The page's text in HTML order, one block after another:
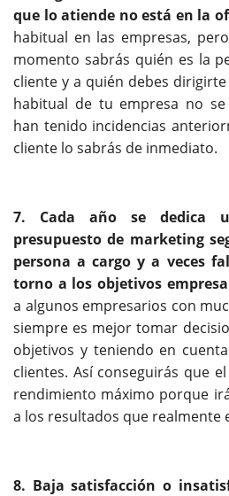
que lo atiende no está en la
habitual en las empresas,
momento sabrás quién es la
cliente y a quién debes
habitual de tu empresa no se
han tenido incidencias
cliente lo sabrás de inmediato.
7. Cada año se dedica
presupuesto de marketing
persona a cargo y a veces
torno a los objetivos
a algunos empresarios con
siempre es mejor tomar
objetivos y teniendo en
clientes. Así conseguirás que
rendimiento máximo porque
a los resultados que realmente
8. Baja satisfacción o